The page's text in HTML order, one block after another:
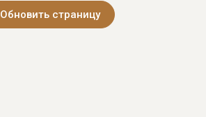
Обновить страницу